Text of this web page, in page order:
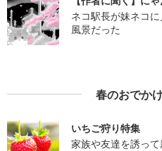
ネコ駅長が妹ネコ
風景だった
春のおでか
いちご狩り特集
家族や友達を誘っ